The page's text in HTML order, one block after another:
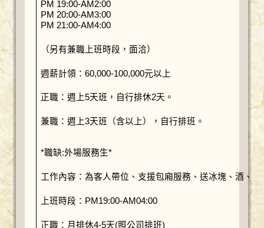
PM 19:00-AM2:00
PM 20:00-AM3:00
PM 21:00-AM4:00
（另有兼職上班時段，面洽）
週薪計領：60,000-100,000元以上
正職：週上5天班，自行排休2天。
兼職：週上3天班（含以上），自行排班。
*職缺:外場服務生*
工作內容：為客人帶位、支援包廂服務、送冰塊、酒、
上班時段：PM19:00-AM04:00
正職：月排休4-5天(照公司排班)